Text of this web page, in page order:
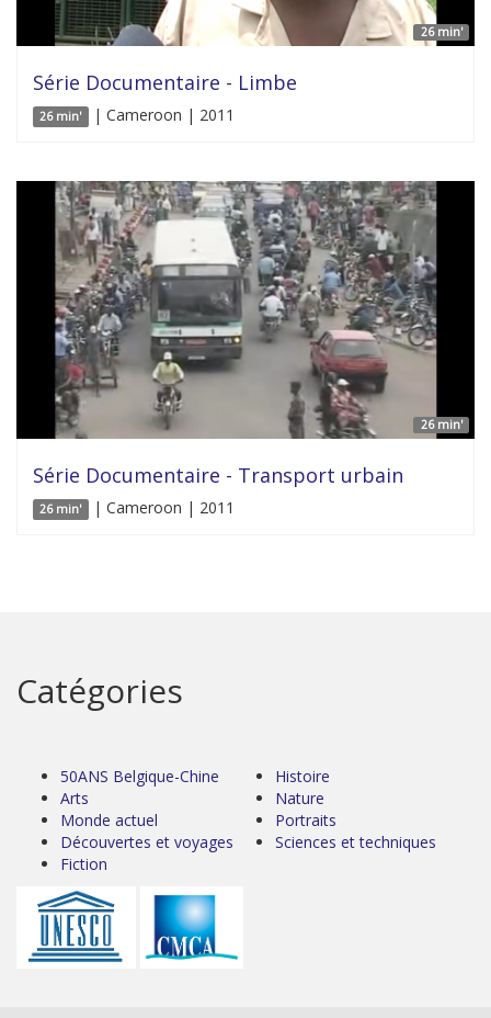
26 min'
Série Documentaire - Limbe
26 min' | Cameroon | 2011
26 min'
Série Documentaire - Transport urbain
26 min' | Cameroon | 2011
Catégories
50ANS Belgique-Chine
Arts
Monde actuel
Découvertes et voyages
Fiction
Histoire
Nature
Portraits
Sciences et techniques